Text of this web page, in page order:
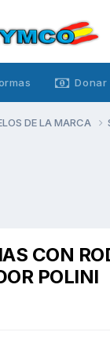
Donar
DE LA MARCA
CON
POLINI